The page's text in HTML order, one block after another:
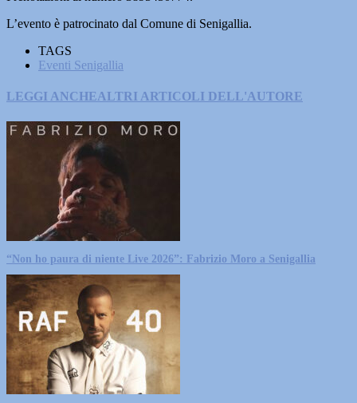
L’evento è patrocinato dal Comune di Senigallia.
TAGS
Eventi Senigallia
LEGGI ANCHEALTRI ARTICOLI DELL'AUTORE
“Non ho paura di niente Live 2026”: Fabrizio Moro a Senigallia